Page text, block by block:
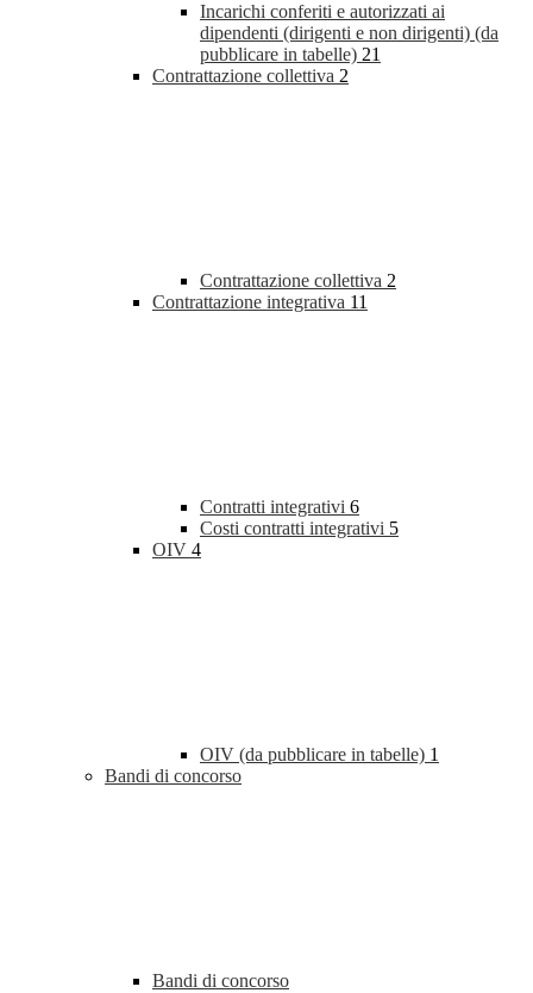
Incarichi conferiti e autorizzati ai
dipendenti (dirigenti e non dirigenti) (da
pubblicare in tabelle) 21
Contrattazione collettiva 2
Contrattazione collettiva 2
Contrattazione integrativa 11
Contratti integrativi 6
Costi contratti integrativi 5
OIV 4
OIV (da pubblicare in tabelle) 1
Bandi di concorso
Bandi di concorso